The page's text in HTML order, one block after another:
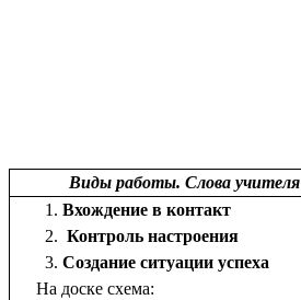
Виды работы. Слова учителя
Вхождение в контакт
Контроль настроения
Создание ситуации успеха
На доске схема: